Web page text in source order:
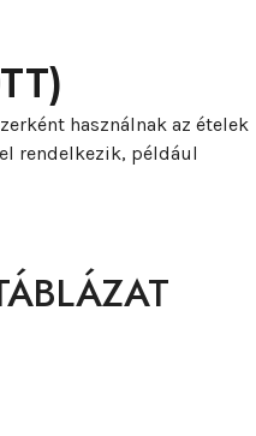
használnak az ételek
rendelkezik, például